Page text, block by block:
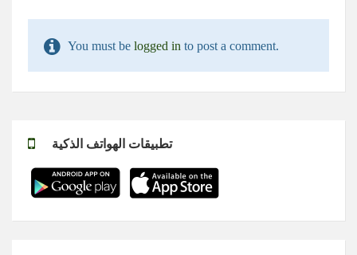
You must be logged in to post a comment.
تطبيقات الهواتف الذكية